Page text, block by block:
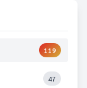
119
47